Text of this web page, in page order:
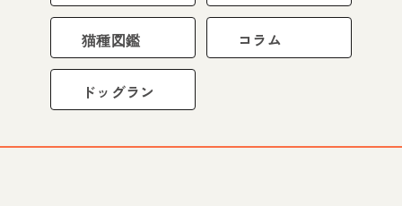
猫種図鑑 コラム
ドッグラン